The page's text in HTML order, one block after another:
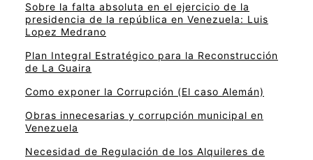
Sobre la falta absoluta en el ejercicio de la
presidencia de la república en Venezuela: Luis
Lopez Medrano
Plan Integral Estratégico para la Reconstrucción
de La Guaira
Como exponer la Corrupción (El caso Alemán)
Obras innecesarias y corrupción municipal en
Venezuela
Necesidad de Regulación de los Alquileres de